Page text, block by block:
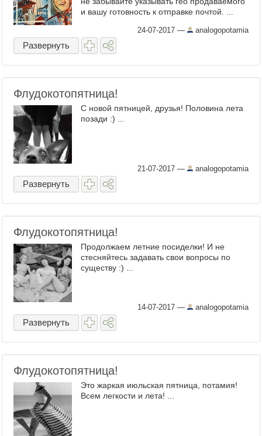
и вашу готовность к отправке почтой. ...
24-07-2017 — analogopotamia
Развернуть
Флудокотопятница!
С новой пятницей, друзья! Половина лета
позади :) ...
21-07-2017 — analogopotamia
Развернуть
Флудокотопятница!
Продолжаем летние посиделки! И не
стесняйтесь задавать свои вопросы по
существу :) ...
14-07-2017 — analogopotamia
Развернуть
Флудокотопятница!
Это жаркая июльская пятница, потамия!
Всем легкости и лета! ...